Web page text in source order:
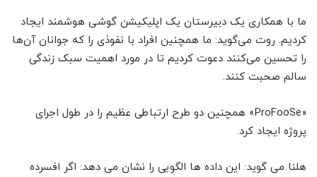
ما با همکاری یک دبیرستان یک اپلیکیشن گوشی هوشمند ایجاد
کردیم. روت می‌گوید: ما همچنین افراد با نفوذی را که جوانان آن‌ها
را تحسین می‌کنند دعوت کردیم تا در مورد اهمیت سبک زندگی
سالم صحبت کنند.
«ProFooSe» همچنین دو طرح ارتباطی عظیم را در طول اجرای
پروژه ایجاد کرد.
هلنا می گوید: این داده ها الگویی را نشان می دهد: اگر افسرده